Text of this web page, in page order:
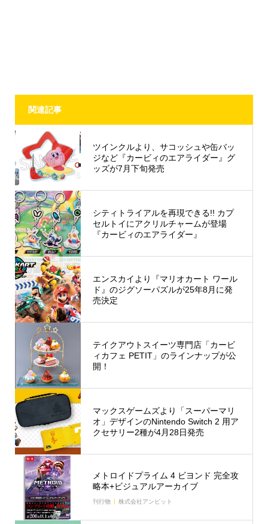
関連記事
ツインクルより、サコッシュや缶バッ
ジなど『カービィのエアライダー』グ
ッズが7月下旬発売
シティトライアルを再現できる!! カプ
セルトイにアクリルチャームが登場
『カービィのエアライダー』
エンスカイより『マリオカート ワール
ド』のジグソーパズルが25年8月に発
売決定
テイクアウトスイーツ専門店「カービ
ィカフェ PETIT」のラインナップが公
開！
マックスゲームズより「スーパーマリ
オ」デザインのNintendo Switch 2 用ア
クセサリー2種が4月28日発売
メトロイドプライム 4 ビヨンド 完全攻
略本+ビジュアルアーカイブ
刊行物 株式会社アンビット